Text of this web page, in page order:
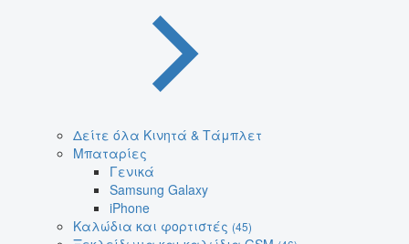
Δείτε όλα Κινητά & Τάμπλετ
Μπαταρίες
Γενικά
Samsung Galaxy
iPhone
Καλώδια και φορτιστές (45)